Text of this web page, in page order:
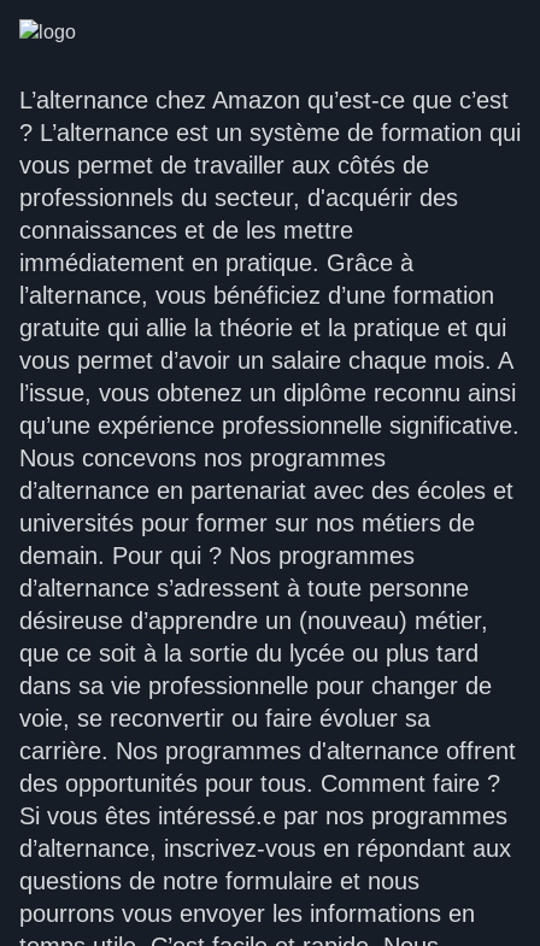
L’alternance chez Amazon qu’est-ce que c’est
? L’alternance est un système de formation qui
vous permet de travailler aux côtés de
professionnels du secteur, d'acquérir des
connaissances et de les mettre
immédiatement en pratique. Grâce à
l’alternance, vous bénéficiez d’une formation
gratuite qui allie la théorie et la pratique et qui
vous permet d’avoir un salaire chaque mois. A
l’issue, vous obtenez un diplôme reconnu ainsi
qu’une expérience professionnelle significative.
Nous concevons nos programmes
d’alternance en partenariat avec des écoles et
universités pour former sur nos métiers de
demain. Pour qui ? Nos programmes
d’alternance s’adressent à toute personne
désireuse d’apprendre un (nouveau) métier,
que ce soit à la sortie du lycée ou plus tard
dans sa vie professionnelle pour changer de
voie, se reconvertir ou faire évoluer sa
carrière. Nos programmes d'alternance offrent
des opportunités pour tous. Comment faire ?
Si vous êtes intéressé.e par nos programmes
d’alternance, inscrivez-vous en répondant aux
questions de notre formulaire et nous
pourrons vous envoyer les informations en